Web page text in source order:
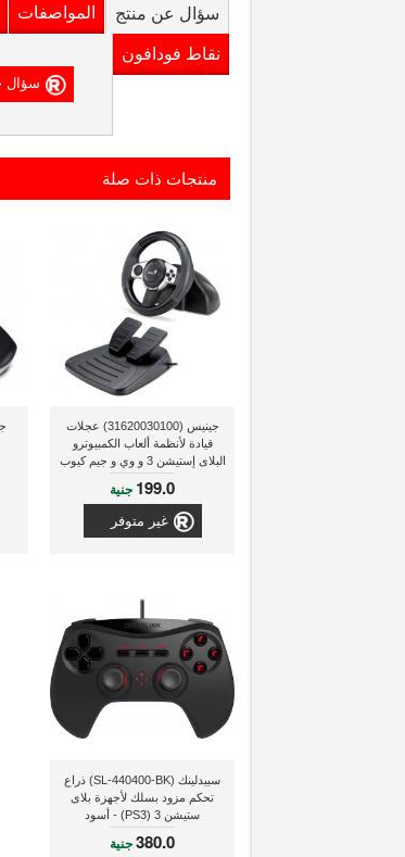
سؤال عن منتج المواصفات
نقاط فودافون
منتجات ذات صلة
جينيس (31620030100) عجلات
قيادة لأنظمة ألعاب الكمبيوترو
البلاى إستيشن 3 و وي و جيم كيوب
199.0 جنية
غير متوفر
سبيدلينك (SL-440400-BK) ذراع
تحكم مزود بسلك لأجهزة بلاى
ستيشن 3 (PS3) - أسود
380.0جنية